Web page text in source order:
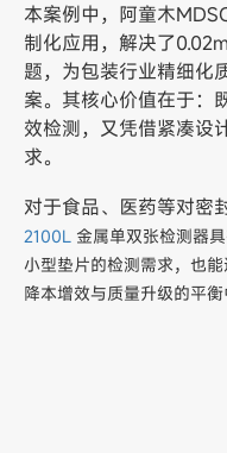
本案例中，阿童木
制化应用，解决了
题，为包装行业精细化
案。其核心价值在于：
效检测，又凭借紧凑设
求。
对于食品、医药等对密
2100L 金属单双张检测器
小型垫片的检测需求，也
降本增效与质量升级的平衡